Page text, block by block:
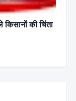
की चिंता